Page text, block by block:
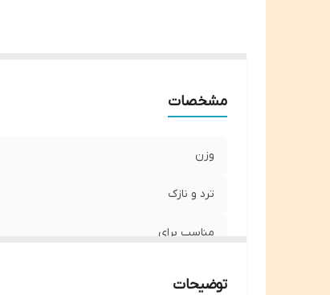
مشخصات
وزن
ترد و نازک
مناسب برای
توضیحات